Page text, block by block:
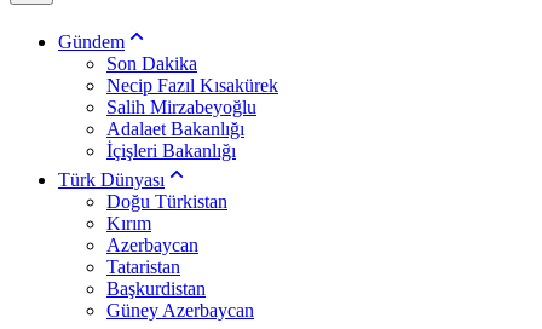
Gündem
Son Dakika
Necip Fazıl Kısakürek
Salih Mirzabeyoğlu
Adalaet Bakanlığı
İçişleri Bakanlığı
Türk Dünyası
Doğu Türkistan
Kırım
Azerbaycan
Tataristan
Başkurdistan
Güney Azerbaycan